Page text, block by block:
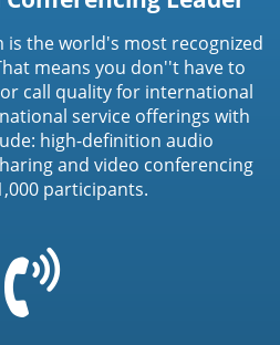
is the world's most recognized
means you don''t have to
call quality for international
service offerings with
high-definition audio
and video conferencing
participants.
t('common.phone_icon')